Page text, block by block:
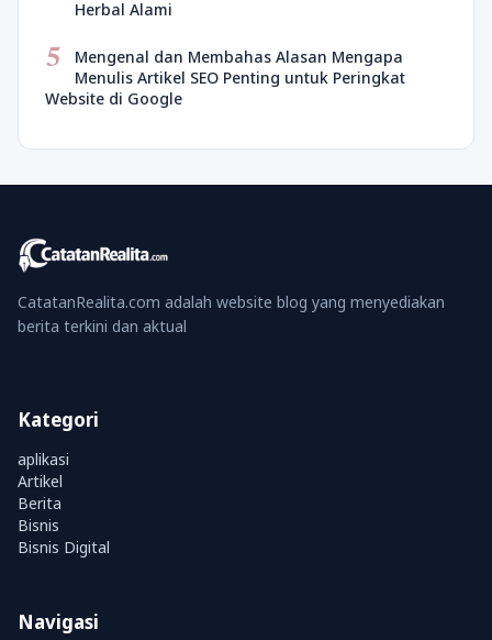
Herbal Alami
5
Mengenal dan Membahas Alasan Mengapa
Menulis Artikel SEO Penting untuk Peringkat
Website di Google
CatatanRealita.com adalah website blog yang menyediakan
berita terkini dan aktual
Kategori
aplikasi
Artikel
Berita
Bisnis
Bisnis Digital
Navigasi